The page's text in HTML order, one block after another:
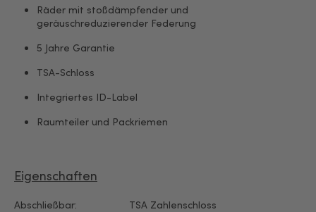
Räder mit stoßdämpfender und
geräuschreduzierender Federung
5 Jahre Garantie
TSA-Schloss
Integriertes ID-Label
Raumteiler und Packriemen
Eigenschaften
Abschließbar:
TSA Zahlenschloss